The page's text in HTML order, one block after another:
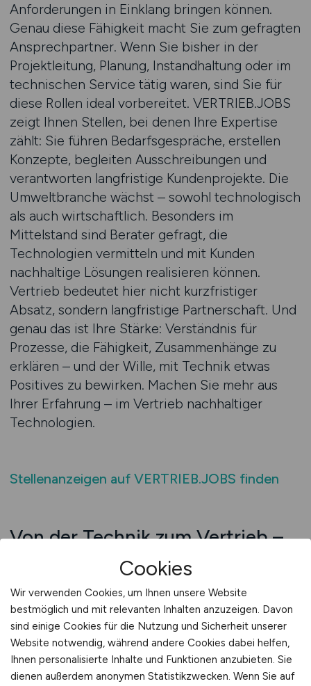
Anforderungen in Einklang bringen können.
Genau diese Fähigkeit macht Sie zum gefragten
Ansprechpartner. Wenn Sie bisher in der
Projektleitung, Planung, Instandhaltung oder im
technischen Service tätig waren, sind Sie für
diese Rollen ideal vorbereitet. VERTRIEB.JOBS
zeigt Ihnen Stellen, bei denen Ihre Expertise
zählt: Sie führen Bedarfsgespräche, erstellen
Konzepte, begleiten Ausschreibungen und
verantworten langfristige Kundenprojekte. Die
Umweltbranche wächst – sowohl technologisch
als auch wirtschaftlich. Besonders im
Mittelstand sind Berater gefragt, die
Technologien vermitteln und mit Kunden
nachhaltige Lösungen realisieren können.
Vertrieb bedeutet hier nicht kurzfristiger
Absatz, sondern langfristige Partnerschaft. Und
genau das ist Ihre Stärke: Verständnis für
Prozesse, die Fähigkeit, Zusammenhänge zu
erklären – und der Wille, mit Technik etwas
Positives zu bewirken. Machen Sie mehr aus
Ihrer Erfahrung – im Vertrieb nachhaltiger
Technologien.
Stellenanzeigen auf VERTRIEB.JOBS finden
Von der Technik zum Vertrieb –
Beratung mit Umweltfokus
Sie haben sich bisher um Anlagen gekümmert,
Emissionen überwacht oder Projekte zur
Ressourceneffizienz umgesetzt? Dann bringen
Sie das nötige Praxiswissen mit, das im Vertrieb
heute entscheidend ist. Kunden im Bereich
Umwelttechnik suchen keine reinen Verkäufer –
Cookies
Wir verwenden Cookies, um Ihnen unsere Website
bestmöglich und mit relevanten Inhalten anzuzeigen. Davon
sind einige Cookies für die Nutzung und Sicherheit unserer
Website notwendig, während andere Cookies dabei helfen,
Ihnen personalisierte Inhalte und Funktionen anzubieten. Sie
dienen außerdem anonymen Statistikzwecken. Wenn Sie auf